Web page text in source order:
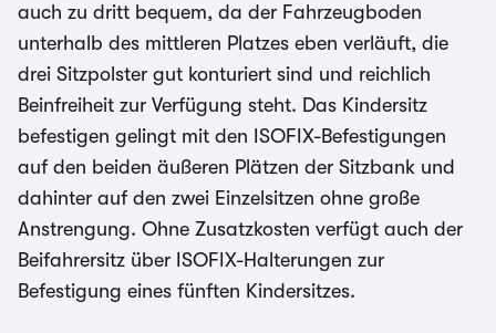
auch zu dritt bequem, da der Fahrzeugboden
unterhalb des mittleren Platzes eben verläuft, die
drei Sitzpolster gut konturiert sind und reichlich
Beinfreiheit zur Verfügung steht. Das Kindersitz
befestigen gelingt mit den ISOFIX-Befestigungen
auf den beiden äußeren Plätzen der Sitzbank und
dahinter auf den zwei Einzelsitzen ohne große
Anstrengung. Ohne Zusatzkosten verfügt auch der
Beifahrersitz über ISOFIX-Halterungen zur
Befestigung eines fünften Kindersitzes.